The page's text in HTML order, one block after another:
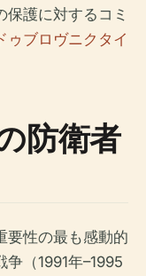
護に対するコミ
ゥブロヴニクタイ
防衛者
要性の最も感動的
（1991年–1995